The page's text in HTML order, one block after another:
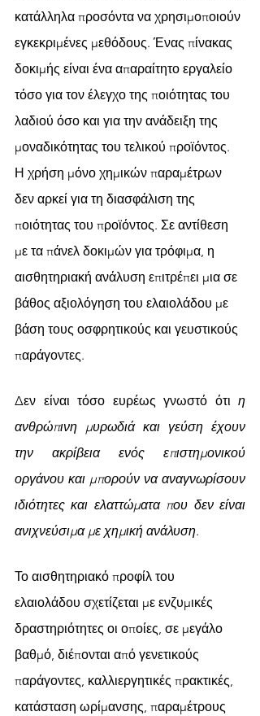
κατάλληλα προσόντα να χρησιμοποιούν
εγκεκριμένες μεθόδους. Ένας πίνακας
δοκιμής είναι ένα απαραίτητο εργαλείο
τόσο για τον έλεγχο της ποιότητας του
λαδιού όσο και για την ανάδειξη της
μοναδικότητας του τελικού προϊόντος.
Η χρήση μόνο χημικών παραμέτρων
δεν αρκεί για τη διασφάλιση της
ποιότητας του προϊόντος. Σε αντίθεση
με τα πάνελ δοκιμών για τρόφιμα, η
αισθητηριακή ανάλυση επιτρέπει μια σε
βάθος αξιολόγηση του ελαιολάδου με
βάση τους οσφρητικούς και γευστικούς
παράγοντες.
Δεν είναι τόσο ευρέως γνωστό ότι η
ανθρώπινη μυρωδιά και γεύση έχουν
την ακρίβεια ενός επιστημονικού
οργάνου και μπορούν να αναγνωρίσουν
ιδιότητες και ελαττώματα που δεν είναι
ανιχνεύσιμα με χημική ανάλυση.
Το αισθητηριακό προφίλ του
ελαιολάδου σχετίζεται με ενζυμικές
δραστηριότητες οι οποίες, σε μεγάλο
βαθμό, διέπονται από γενετικούς
παράγοντες, καλλιεργητικές πρακτικές,
κατάσταση ωρίμανσης, παραμέτρους